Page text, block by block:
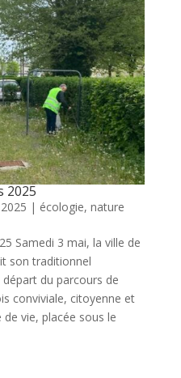
2025
| écologie, nature
Samedi 3 mai, la ville de
son traditionnel
du parcours de
conviviale, citoyenne et
vie, placée sous le